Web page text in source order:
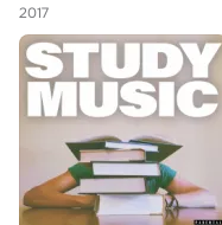
2017